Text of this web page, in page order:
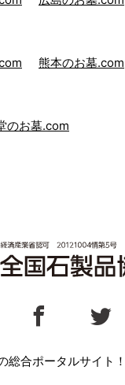
熊本のお墓.com
のお墓.com
合ポータルサイト